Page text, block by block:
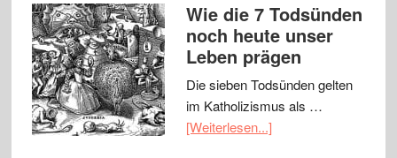
Wie die 7 Todsünden
noch heute unser
Leben prägen
Die sieben Todsünden gelten
im Katholizismus als …
[Weiterlesen...]